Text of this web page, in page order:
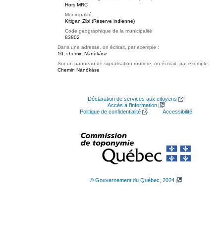
Hors MRC
Municipalité
Kitigan Zibi (Réserve indienne)
Code géographique de la municipalité
83802
Dans une adresse, on écrirait, par exemple :
10, chemin Nànòkàse
Sur un panneau de signalisation routière, on écrirait, par exemple :
Chemin Nànòkàse
Déclaration de services aux citoyens
Accès à l’information
Politique de confidentialité
Accessibilité
© Gouvernement du Québec, 2024